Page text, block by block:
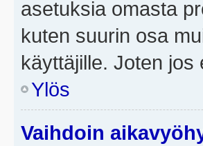
asetuksia omasta
kuten suurin osa
käyttäjille. Joten
Ylös
Vaihdoin